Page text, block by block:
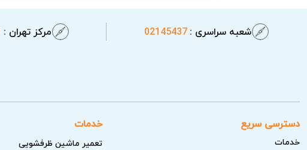
شعبه سراسری :02145437 مرکز تهران :
دسترسی سریع
خدمات
خدمات
تعمیر ماشین ظرفشویی